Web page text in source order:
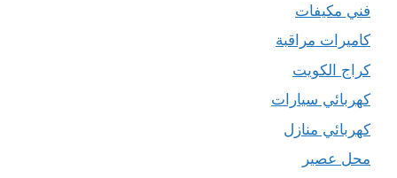
فني مكيفات
كاميرات مراقبة
كراج الكويت
كهربائي سيارات
كهربائي منازل
محل عصير